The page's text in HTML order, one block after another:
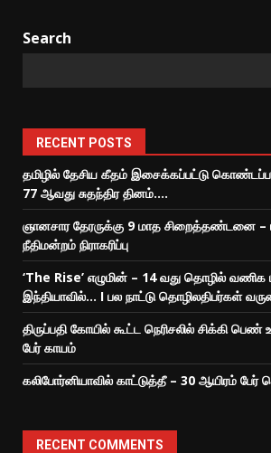
Search
RECENT POSTS
தமிழில் தேசிய கீதம் இசைக்கப்பட்டு
77 ஆவது சுதந்திர தினம்….
ஞானசார தேரருக்கு 9 மாத சிறைத்தண்டனை –
நீதிமன்றம் நிராகரிப்பு
‘The Rise’ எழுமின் – 14 வது தொழில் வணிக
இந்தியாவில்… I பல நாட்டு தொழிலதிபர்கள்
திருப்பதி கோயில் கூட்ட நெரிசலில் சிக்கி பெண்
பேர் காயம்
கலிபோர்னியாவில் காட்டுத்தீ – 30 ஆயிரம் பேர்
RECENT COMMENTS